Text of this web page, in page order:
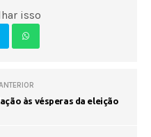
isso
às vésperas da eleição